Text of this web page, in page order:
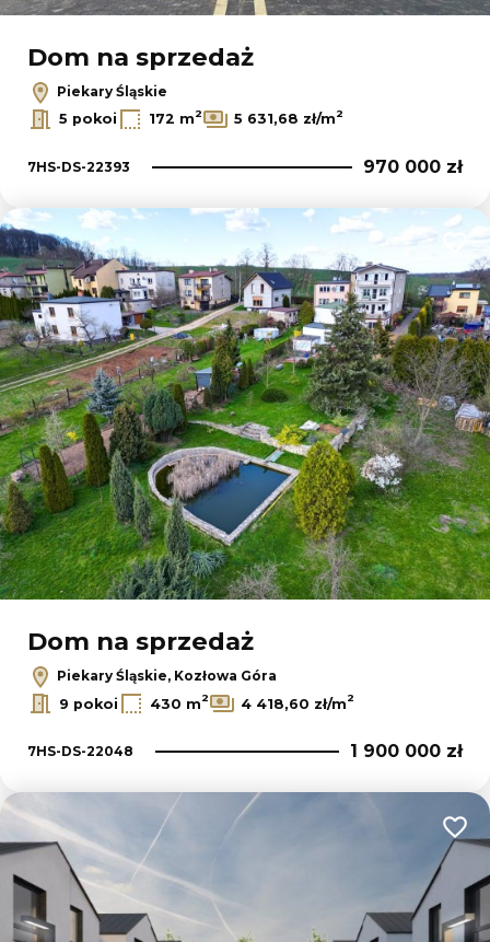
Dom na sprzedaż
Piekary Śląskie
5 pokoi
172 m2 5 631,68 zł/m2
7HS-DS-22393 970 000 zł
Dom na sprzedaż
Piekary Śląskie, Kozłowa Góra
9 pokoi
430 m2 4 418,60 zł/m2
7HS-DS-22048 1 900 000 zł